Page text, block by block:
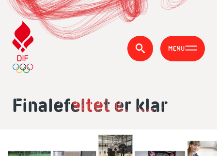
MENU
Finalefeltet er klar